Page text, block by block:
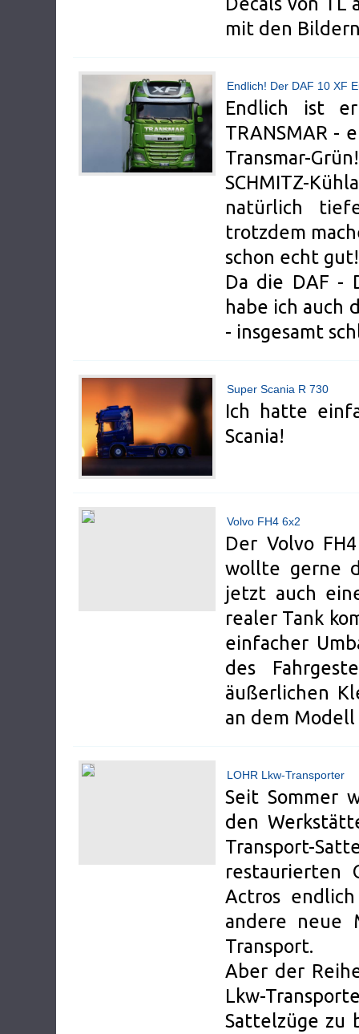
mit den
Endlich! Der DAF 10 XF
Endlich ist
TRANSMAR -
Transmar-
SCHMITZ-
natürlich
trotzdem
schon echt gut!
Da die DAF -
habe ich auch
- insgesamt
Super Scania R 730
Ich hatte
Scania!
Volvo FH4 6x2
Der Volvo
wollte gerne
jetzt auch
realer Tank
einfacher
des
äußerlichen
an dem
LOHR Lkw-Transporter
Seit Sommer
den
Transport-
restaurierten
Actros
andere neue
Transport.
Aber der
Lkw-
Sattelzüge zu